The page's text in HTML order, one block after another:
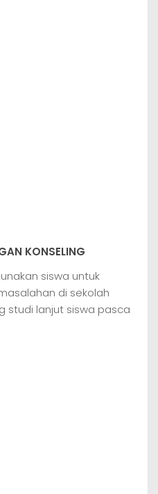
KONSELING
siswa untuk
di sekolah
studi lanjut siswa pasca